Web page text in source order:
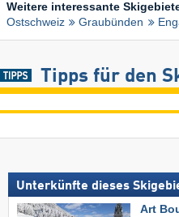
Weitere interessante
Ostschweiz
Graubünden
Tipps für den
Unterkünfte dieses
Art